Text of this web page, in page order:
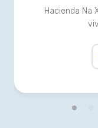
Hacienda Na